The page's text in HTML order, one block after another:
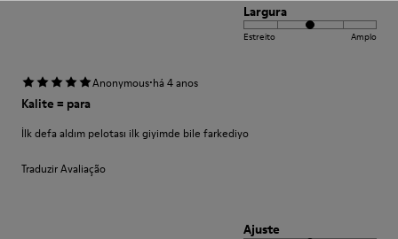
Largura
Estreito Amplo
Anonymous·há 4 anos
Kalite = para
İlk defa aldım pelotası ilk giyimde bile farkediyo
Traduzir Avaliação
Ajuste